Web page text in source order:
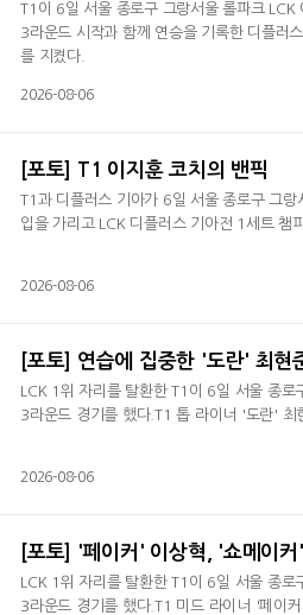
T1이 6일 서울 종로구 그랑서울 롤파크
3라운드 시작과 함께 연승을 기록한 디플러
를 지켰다.
2026-08-06
[포토] T1 이지훈 코치의 밴픽
T1과 디플러스 기아가 6일 서울 종로구 그
입을 가리고 LCK 디플러스 기아전 1세트 챔
2026-08-06
[포토] 연습에 집중한 '도란' 최현
LCK 1위 자리를 탈환한 T1이 6일 서울 종
3라운드 경기를 했다.T1 톱 라이너 '도란' 최
2026-08-06
[포토] '페이커' 이상혁, '쇼메이
LCK 1위 자리를 탈환한 T1이 6일 서울 종
3라운드 경기를 했다.T1 미드 라이너 '페이